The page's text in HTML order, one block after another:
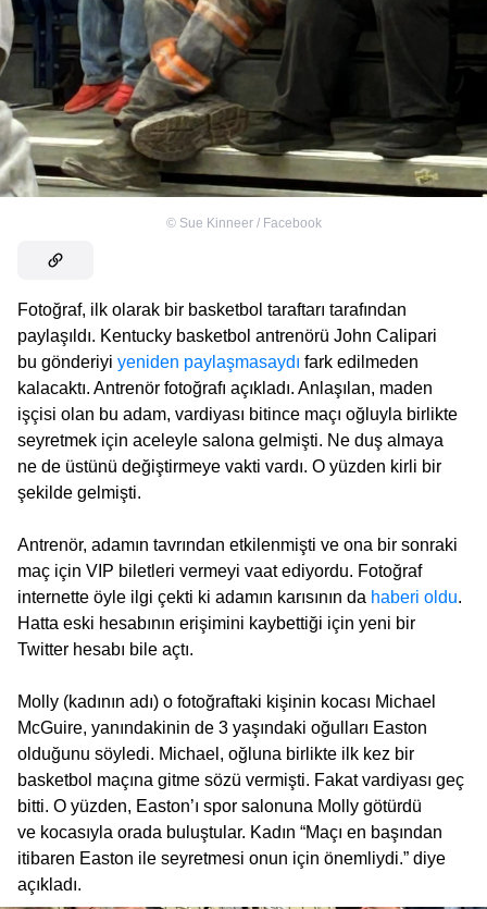
© Sue Kinneer / Facebook
Fotoğraf, ilk olarak bir basketbol taraftarı tarafından
paylaşıldı. Kentucky basketbol antrenörü John Calipari
bu gönderiyi yeniden paylaşmasaydı fark edilmeden
kalacaktı. Antrenör fotoğrafı açıkladı. Anlaşılan, maden
işçisi olan bu adam, vardiyası bitince maçı oğluyla birlikte
seyretmek için aceleyle salona gelmişti. Ne duş almaya
ne de üstünü değiştirmeye vakti vardı. O yüzden kirli bir
şekilde gelmişti.
Antrenör, adamın tavrından etkilenmişti ve ona bir sonraki
maç için VIP biletleri vermeyi vaat ediyordu. Fotoğraf
internette öyle ilgi çekti ki adamın karısının da haberi oldu.
Hatta eski hesabının erişimini kaybettiği için yeni bir
Twitter hesabı bile açtı.
Molly (kadının adı) o fotoğraftaki kişinin kocası Michael
McGuire, yanındakinin de 3 yaşındaki oğulları Easton
olduğunu söyledi. Michael, oğluna birlikte ilk kez bir
basketbol maçına gitme sözü vermişti. Fakat vardiyası geç
bitti. O yüzden, Easton’ı spor salonuna Molly götürdü
ve kocasıyla orada buluştular. Kadın “Maçı en başından
itibaren Easton ile seyretmesi onun için önemliydi.” diye
açıkladı.